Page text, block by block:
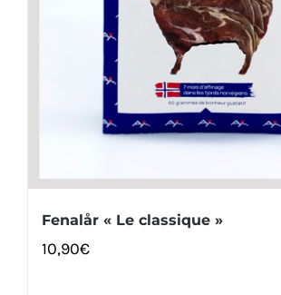
Fenalår « Le classique »
10,90€